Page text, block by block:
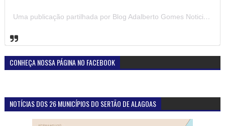
Uma publicação partilhada por Blog Adalberto Gomes Noticias (@blogadalbertogomesnoticiass)
CONHEÇA NOSSA PÁGINA NO FACEBOOK
NOTÍCIAS DOS 26 MUNICÍPIOS DO SERTÃO DE ALAGOAS